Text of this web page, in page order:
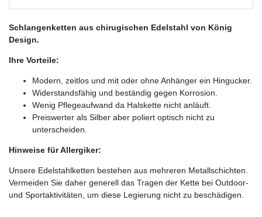
Schlangenketten aus chirugischen Edelstahl von König
Design.
Ihre Vorteile:
Modern, zeitlos und mit oder ohne Anhänger ein Hingucker.
Widerstandsfähig und beständig gegen Korrosion.
Wenig Pflegeaufwand da Halskette nicht anläuft.
Preiswerter als Silber aber poliert optisch nicht zu
unterscheiden.
Hinweise für Allergiker:
Unsere Edelstahlketten bestehen aus mehreren Metallschichten.
Vermeiden Sie daher generell das Tragen der Kette bei Outdoor-
und Sportaktivitäten, um diese Legierung nicht zu beschädigen.